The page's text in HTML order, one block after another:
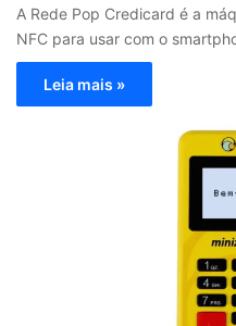
A Rede Pop Credicard é a
NFC para usar com o
Leia mais »